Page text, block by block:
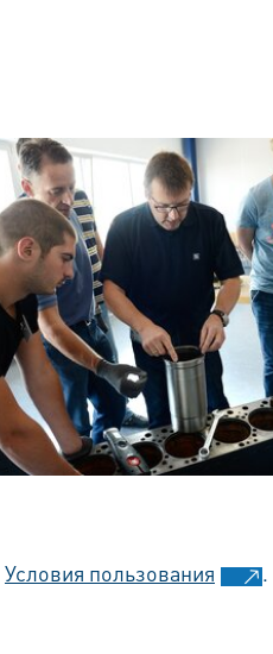
Условия пользования